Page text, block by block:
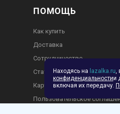
ПОМОЩЬ
Как купить
Доставка
Сотрудничество
Статьи
Карта сайта
Пользовательское
Находясь на lazalka.ru,
конфиденциальностии
включая их передачу.